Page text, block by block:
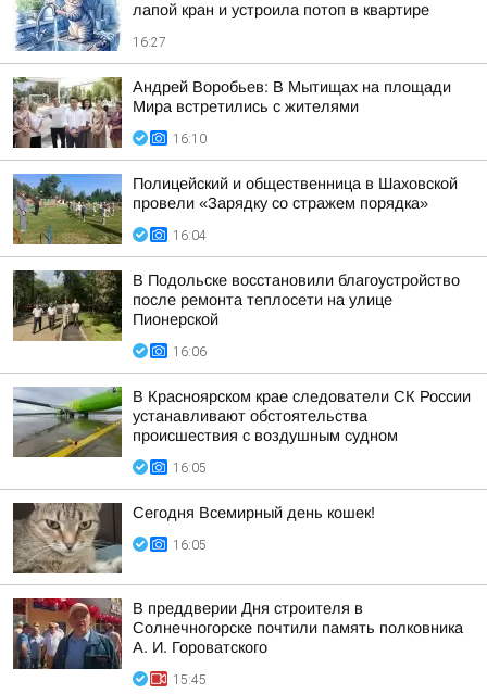
лапой кран и устроила потоп в квартире
16:27
Андрей Воробьев: В Мытищах на площади
Мира встретились с жителями
16:10
Полицейский и общественница в Шаховской
провели «Зарядку со стражем порядка»
16:04
В Подольске восстановили благоустройство
после ремонта теплосети на улице
Пионерской
16:06
В Красноярском крае следователи СК России
устанавливают обстоятельства
происшествия с воздушным судном
16:05
Сегодня Всемирный день кошек!
16:05
В преддверии Дня строителя в
Солнечногорске почтили память полковника
А. И. Гороватского
15:45